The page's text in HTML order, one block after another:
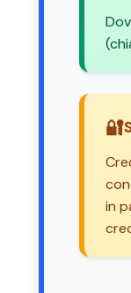
🔐
in